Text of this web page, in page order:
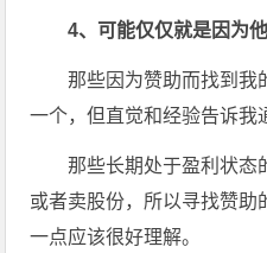
4、可能仅仅就是因为
那些因为赞助而找到我
一个，但直觉和经验告诉我
那些长期处于盈利状态
或者卖股份，所以寻找赞助
一点应该很好理解。